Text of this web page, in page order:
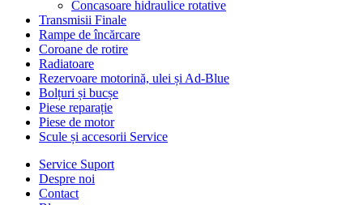
Concasoare hidraulice rotative
Transmisii Finale
Rampe de încărcare
Coroane de rotire
Radiatoare
Rezervoare motorină, ulei și Ad-Blue
Bolțuri și bucșe
Piese reparație
Piese de motor
Scule și accesorii Service
Service Suport
Despre noi
Contact